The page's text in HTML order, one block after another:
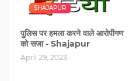
SHAJAPUR
पुलिस पर हमला करने वाले आरोपीगण
को सजा - Shajapur
April 29, 2023